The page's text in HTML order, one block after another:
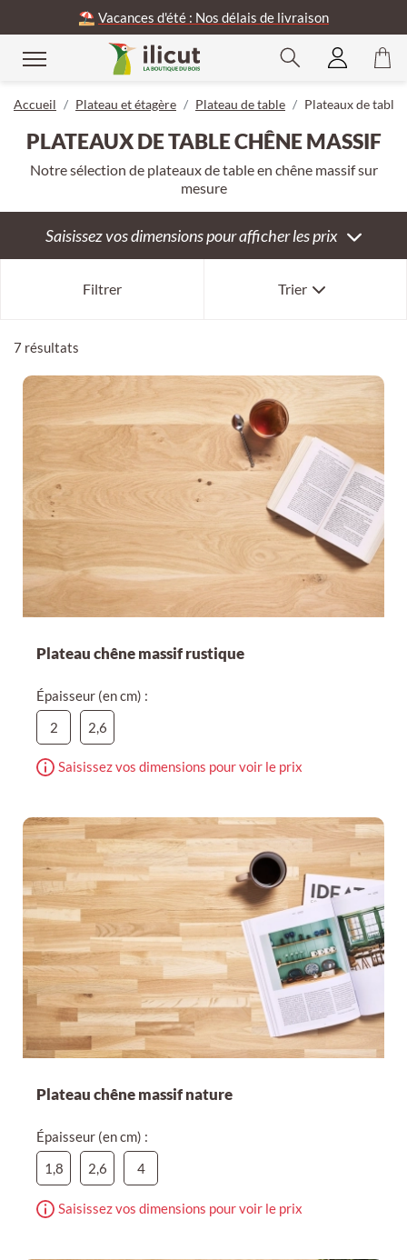
⛱️ Vacances d'été : Nos délais de livraison
Accueil Plateau et étagère Plateau de table Plateaux de table
PLATEAUX DE TABLE CHÊNE MASSIF
Notre sélection de plateaux de table en chêne massif sur
mesure
Saisissez vos dimensions pour afficher les prix
Filtrer Trier
Notre sélection
Prix croissant
7 résultats
Plateau chêne massif rustique
Épaisseur (en cm) :
2
2,6
Saisissez vos dimensions pour voir le prix
Plateau chêne massif nature
Épaisseur (en cm) :
1,8
2,6 4
Saisissez vos dimensions pour voir le prix